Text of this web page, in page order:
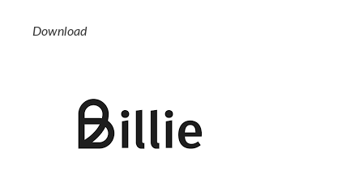
Download